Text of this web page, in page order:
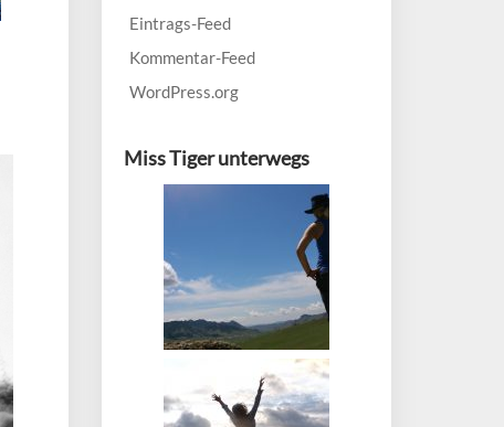
Eintrags-Feed
Kommentar-Feed
WordPress.org
Miss Tiger unterwegs